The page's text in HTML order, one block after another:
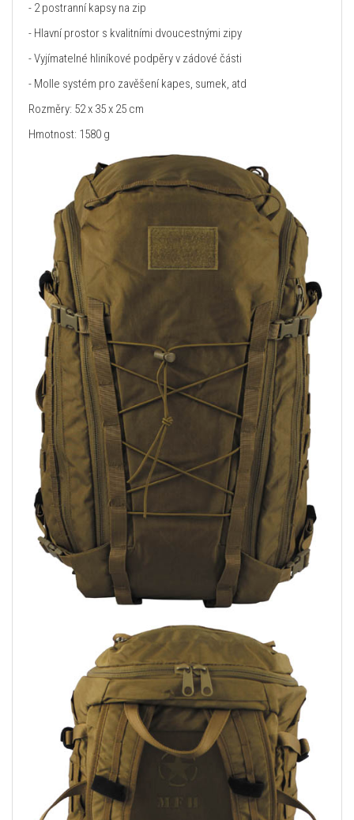
- 2 postranní kapsy na zip
- Hlavní prostor s kvalitními dvoucestnými zipy
- Vyjímatelné hliníkové podpěry v zádové části
- Molle systém pro zavěšení kapes, sumek, atd
Rozměry: 52 x 35 x 25 cm
Hmotnost: 1580 g